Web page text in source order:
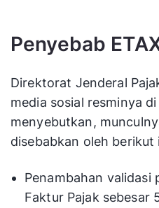
Penyebab
Direktorat Jenderal
media sosial resminya
menyebutkan,
disebabkan oleh berikut
Penambahan validasi
Faktur Pajak sebesar